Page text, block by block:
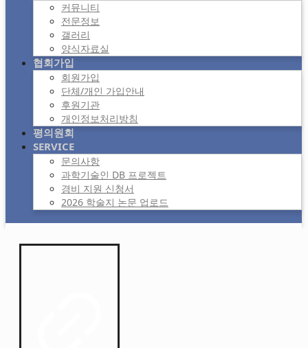
커뮤니티
전문정보
갤러리
양식자료실
협회가입
회원가입
단체/개인 가입안내
후원기관
개인정보처리방침
평의원회
SERVICE
문의사항
과학기술인 DB 프로젝트
경비 지원 신청서
2026 학술지 논문 업로드